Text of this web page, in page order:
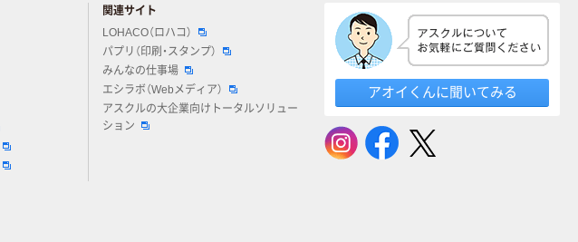
関連サイト
LOHACO（ロハコ）
パプリ（印刷・スタンプ）
みんなの仕事場
エシラボ（Webメディア）
アスクルの大企業向けトータルソリュー
ション
アオイくんに聞いてみる